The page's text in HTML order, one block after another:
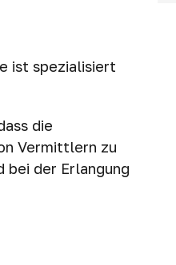
ist spezialisiert
die
Vermittlern zu
bei der Erlangung